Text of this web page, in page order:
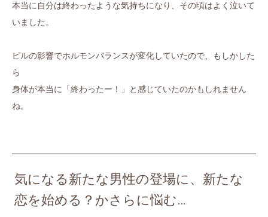
本当に自分は終わったような気持ちになり、その頃はよく泣いて
いました。
ピルの影響でホルモンバランスが変化していたので、もしかした
ら
身体が本当に「終わったー！」と感じていたのかもしれません
ね。
気になる新たな男性の登場に、新たな
恋を始める？かさらに悩む…